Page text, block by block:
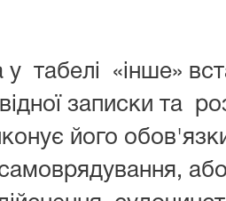
у табелі «інше»
записки та
його